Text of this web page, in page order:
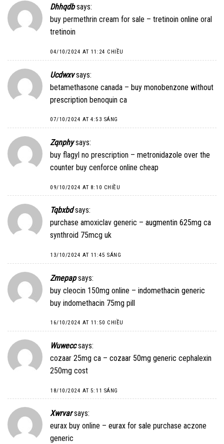
Dhhqdb says:
buy permethrin cream for sale – tretinoin online oral
tretinoin
04/10/2024 AT 11:24 CHIỀU
Ucdwxv says:
betamethasone canada – buy monobenzone without
prescription benoquin ca
07/10/2024 AT 4:53 SÁNG
Zqnphy says:
buy flagyl no prescription – metronidazole over the
counter buy cenforce online cheap
09/10/2024 AT 8:10 CHIỀU
Tqbxbd says:
purchase amoxiclav generic – augmentin 625mg ca
synthroid 75mcg uk
13/10/2024 AT 11:45 SÁNG
Zmepap says:
buy cleocin 150mg online – indomethacin generic
buy indomethacin 75mg pill
16/10/2024 AT 11:50 CHIỀU
Wuwecc says:
cozaar 25mg ca – cozaar 50mg generic cephalexin
250mg cost
18/10/2024 AT 5:11 SÁNG
Xwrvar says:
eurax buy online – eurax for sale purchase aczone
generic